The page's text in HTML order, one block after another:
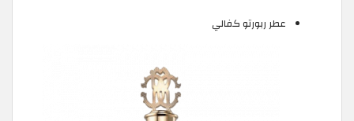
عطر ربورتو كفالي